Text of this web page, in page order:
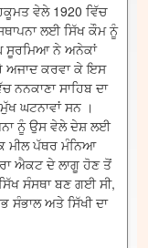
ਵੇਲੇ 1920 ਵਿੱਚ
ਲਈ ਸਿੱਖ ਕੌਮ ਨੂੰ
ਸੂਰਮਿਆ ਨੇ ਅਨੇਕਾਂ
ਕਰਵਾ ਕੇ ਇਸ
ਨਨਕਾਣਾ ਸਾਹਿਬ ਦਾ
ਘਟਨਾਵਾਂ ਸਨ ।
ਨੂੰ ਉਸ ਵੇਲੇ ਦੇਸ਼ ਲਈ
ਮੀਲ ਪੱਥਰ ਮੰਨਿਆ
ਐਕਟ ਦੇ ਲਾਗੂ ਹੋਣ ਤੋਂ
ਸੰਸਥਾ ਬਣ ਗਈ ਸੀ,
ਸੰਭਾਲ ਅਤੇ ਸਿੱਖੀ ਦਾ